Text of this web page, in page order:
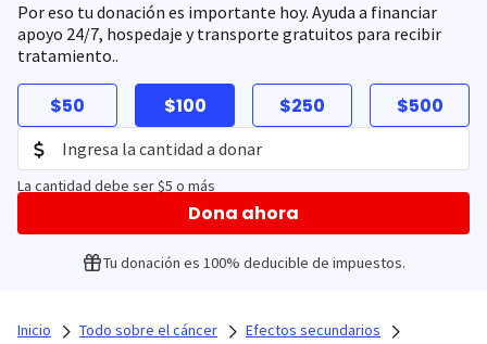
Por eso tu donación es importante hoy. Ayuda a financiar
apoyo 24/7, hospedaje y transporte gratuitos para recibir
tratamiento..
$50 $100 $250 $500
La cantidad debe ser $5 o más
Dona ahora
Tu donación es 100% deducible de impuestos.
Inicio Todo sobre el cáncer
Efectos secundarios